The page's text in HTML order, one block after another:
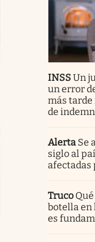
INSSUn
un error
más tarde
de
Alerta Se
siglo al
afectadas
Truco
botella en
es